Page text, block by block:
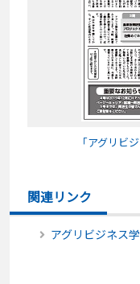
「アグリビ
関連リンク
アグリビジネス